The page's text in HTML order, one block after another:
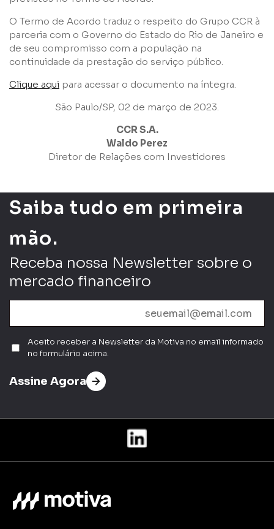
O Termo de Acordo traduz o respeito do Grupo CCR à
parceria com o Governo do Estado do Rio de Janeiro e
de seu compromisso com a população na
continuidade da prestação do serviço público.
Clique aqui para acessar o documento na íntegra.
São Paulo/SP, 02 de março de 2023.
CCR S.A.
Waldo Perez
Diretor de Relações com Investidores
Saiba tudo em primeira
mão.
Receba nossa Newsletter sobre o
mercado financeiro
Aceito receber a Newsletter da Motiva no email informado
no formulário acima.
Assine Agora